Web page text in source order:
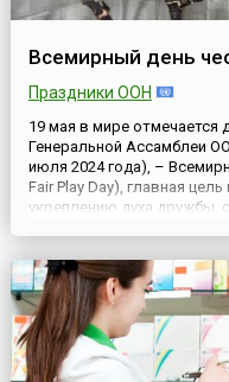
Всемирный день
Праздники ООН
19 мая в мире отмечается
Генеральной Ассамблеи
июля 2024 года), –
Fair Play Day), главная
укреплению духа дружбы,
играли и ...